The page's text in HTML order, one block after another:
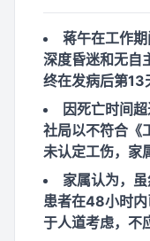
蒋午在工作
深度昏迷和无自
终在发病后第13
因死亡时间
社局以不符合《
未认定工伤，家
家属认为，
患者在48小时内
于人道考虑，不